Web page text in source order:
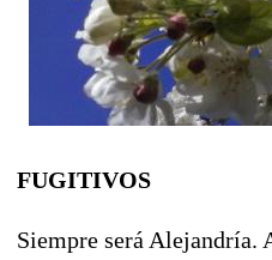
FUGITIVOS
Siempre será Alejandría.